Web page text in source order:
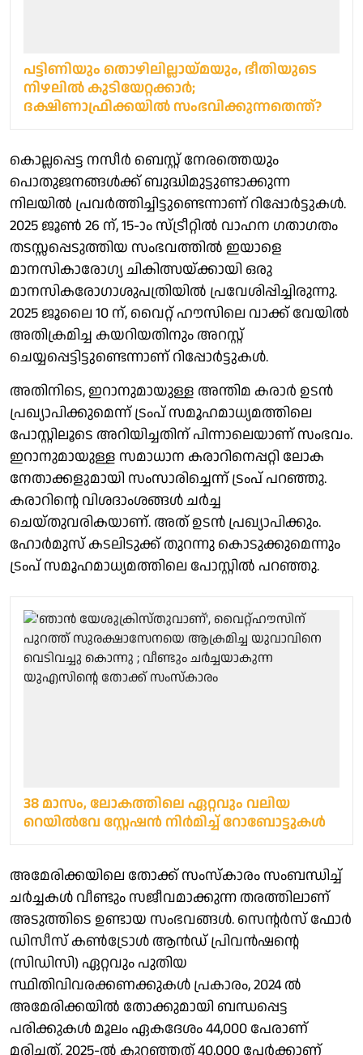
പട്ടിണിയും തൊഴിലില്ലായ്മയും, ഭീതിയുടെ
നിഴലിൽ കുടിയേറ്റക്കാർ;
ദക്ഷിണാഫ്രിക്കയിൽ സംഭവിക്കുന്നതെന്ത്?
കൊല്ലപ്പെട്ട നസീര്‍ ബെസ്റ്റ് നേരത്തെയും
പൊതുജനങ്ങള്‍ക്ക് ബുദ്ധിമുട്ടുണ്ടാക്കുന്ന
നിലയില്‍ പ്രവര്‍ത്തിച്ചിട്ടുണ്ടെന്നാണ് റിപ്പോര്‍ട്ടുകള്‍.
2025 ജൂണ്‍ 26 ന്, 15-ാം സ്ട്രീറ്റില്‍ വാഹന ഗതാഗതം
തടസ്സപ്പെടുത്തിയ സംഭവത്തില്‍ ഇയാളെ
മാനസികാരോഗ്യ ചികിത്സയ്ക്കായി ഒരു
മാനസികരോഗാശുപത്രിയില്‍ പ്രവേശിപ്പിച്ചിരുന്നു.
2025 ജൂലൈ 10 ന്, വൈറ്റ് ഹൗസിലെ വാക്ക് വേയില്‍
അതിക്രമിച്ച കയറിയതിനും അറസ്റ്റ്
ചെയ്യപ്പെട്ടിട്ടുണ്ടെന്നാണ് റിപ്പോര്‍ട്ടുകള്‍.
അതിനിടെ, ഇറാനുമായുള്ള അന്തിമ കരാര്‍ ഉടന്‍
പ്രഖ്യാപിക്കുമെന്ന് ട്രംപ് സമൂഹമാധ്യമത്തിലെ
പോസ്റ്റിലൂടെ അറിയിച്ചതിന് പിന്നാലെയാണ് സംഭവം.
ഇറാനുമായുള്ള സമാധാന കരാറിനെപ്പറ്റി ലോക
നേതാക്കളുമായി സംസാരിച്ചെന്ന് ട്രംപ് പറഞ്ഞു.
കരാറിന്റെ വിശദാംശങ്ങള്‍ ചര്‍ച്ച
ചെയ്തുവരികയാണ്. അത് ഉടന്‍ പ്രഖ്യാപിക്കും.
ഹോര്‍മുസ് കടലിടുക്ക് തുറന്നു കൊടുക്കുമെന്നും
ട്രംപ് സമൂഹമാധ്യമത്തിലെ പോസ്റ്റില്‍ പറഞ്ഞു.
38 മാസം, ലോകത്തിലെ ഏറ്റവും വലിയ
റെയിൽവേ സ്റ്റേഷൻ നിർമിച്ച് റോബോട്ടുകൾ
അമേരിക്കയിലെ തോക്ക് സംസ്‌കാരം സംബന്ധിച്ച്
ചര്‍ച്ചകള്‍ വീണ്ടും സജീവമാക്കുന്ന തരത്തിലാണ്
അടുത്തിടെ ഉണ്ടായ സംഭവങ്ങള്‍. സെന്റര്‍സ് ഫോര്‍
ഡിസീസ് കണ്‍ട്രോള്‍ ആന്‍ഡ് പ്രിവന്‍ഷന്റെ
(സിഡിസി) ഏറ്റവും പുതിയ
സ്ഥിതിവിവരക്കണക്കുകള്‍ പ്രകാരം, 2024 ല്‍
അമേരിക്കയില്‍ തോക്കുമായി ബന്ധപ്പെട്ട
പരിക്കുകള്‍ മൂലം ഏകദേശം 44,000 പേരാണ്
മരിച്ചത്. 2025-ല്‍ കുറഞ്ഞത് 40,000 പേര്‍ക്കാണ്